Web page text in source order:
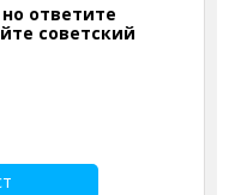
ответите
советский